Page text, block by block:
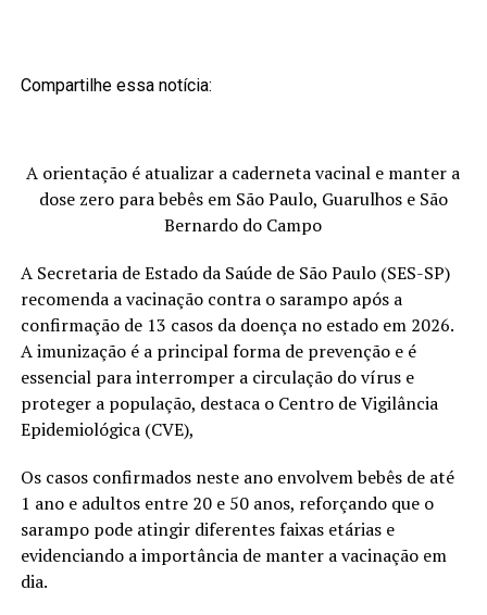
Compartilhe essa notícia:
A orientação é atualizar a caderneta vacinal e manter a
dose zero para bebês em São Paulo, Guarulhos e São
Bernardo do Campo
A Secretaria de Estado da Saúde de São Paulo (SES-SP)
recomenda a vacinação contra o sarampo após a
confirmação de 13 casos da doença no estado em 2026.
A imunização é a principal forma de prevenção e é
essencial para interromper a circulação do vírus e
proteger a população, destaca o Centro de Vigilância
Epidemiológica (CVE),
Os casos confirmados neste ano envolvem bebês de até
1 ano e adultos entre 20 e 50 anos, reforçando que o
sarampo pode atingir diferentes faixas etárias e
evidenciando a importância de manter a vacinação em
dia.